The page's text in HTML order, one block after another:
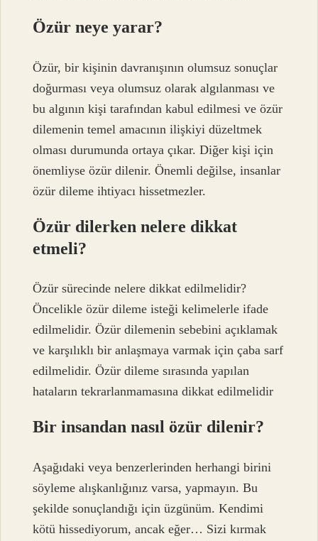
Özür neye yarar?
Özür, bir kişinin davranışının olumsuz sonuçlar
doğurması veya olumsuz olarak algılanması ve
bu algının kişi tarafından kabul edilmesi ve özür
dilemenin temel amacının ilişkiyi düzeltmek
olması durumunda ortaya çıkar. Diğer kişi için
önemliyse özür dilenir. Önemli değilse, insanlar
özür dileme ihtiyacı hissetmezler.
Özür dilerken nelere dikkat
etmeli?
Özür sürecinde nelere dikkat edilmelidir?
Öncelikle özür dileme isteği kelimelerle ifade
edilmelidir. Özür dilemenin sebebini açıklamak
ve karşılıklı bir anlaşmaya varmak için çaba sarf
edilmelidir. Özür dileme sırasında yapılan
hataların tekrarlanmamasına dikkat edilmelidir
Bir insandan nasıl özür dilenir?
Aşağıdaki veya benzerlerinden herhangi birini
söyleme alışkanlığınız varsa, yapmayın. Bu
şekilde sonuçlandığı için üzgünüm. Kendimi
kötü hissediyorum, ancak eğer… Sizi kırmak